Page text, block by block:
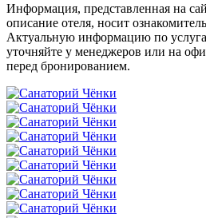
Информация, представленная на
описание отеля, носит
Актуальную информацию по
уточняйте у менеджеров или на
перед бронированием.